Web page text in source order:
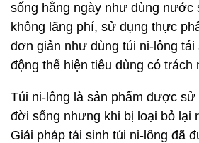
sống hằng ngày như dùng nước
không lãng phí, sử dụng thực
đơn giản như dùng túi ni-lông tái
động thể hiện tiêu dùng có trách
Túi ni-lông là sản phẩm được sử
đời sống nhưng khi bị loại bỏ lại
Giải pháp tái sinh túi ni-lông đã